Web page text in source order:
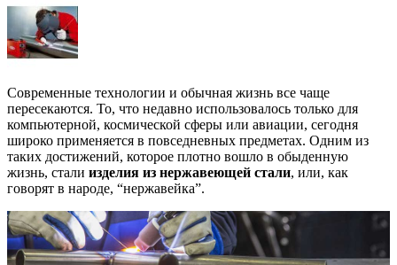
Современные технологии и обычная жизнь все чаще
пересекаются. То, что недавно использовалось только для
компьютерной, космической сферы или авиации, сегодня
широко применяется в повседневных предметах. Одним из
таких достижений, которое плотно вошло в обыденную
жизнь, стали изделия из нержавеющей стали, или, как
говорят в народе, “нержавейка”.